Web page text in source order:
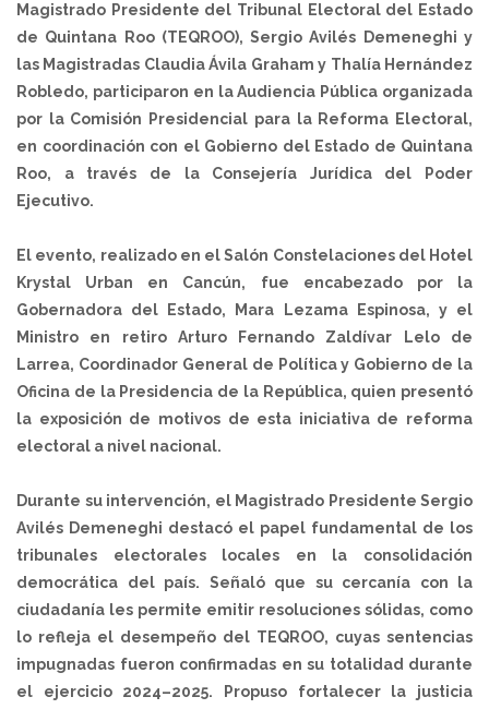
Magistrado Presidente del Tribunal Electoral del Estado
de Quintana Roo (TEQROO), Sergio Avilés Demeneghi y
las Magistradas Claudia Ávila Graham y Thalía Hernández
Robledo, participaron en la Audiencia Pública organizada
por la Comisión Presidencial para la Reforma Electoral,
en coordinación con el Gobierno del Estado de Quintana
Roo, a través de la Consejería Jurídica del Poder
Ejecutivo.
El evento, realizado en el Salón Constelaciones del Hotel
Krystal Urban en Cancún, fue encabezado por la
Gobernadora del Estado, Mara Lezama Espinosa, y el
Ministro en retiro Arturo Fernando Zaldívar Lelo de
Larrea, Coordinador General de Política y Gobierno de la
Oficina de la Presidencia de la República, quien presentó
la exposición de motivos de esta iniciativa de reforma
electoral a nivel nacional.
Durante su intervención, el Magistrado Presidente Sergio
Avilés Demeneghi destacó el papel fundamental de los
tribunales electorales locales en la consolidación
democrática del país. Señaló que su cercanía con la
ciudadanía les permite emitir resoluciones sólidas, como
lo refleja el desempeño del TEQROO, cuyas sentencias
impugnadas fueron confirmadas en su totalidad durante
el ejercicio 2024–2025. Propuso fortalecer la justicia